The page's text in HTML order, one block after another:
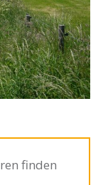
finden